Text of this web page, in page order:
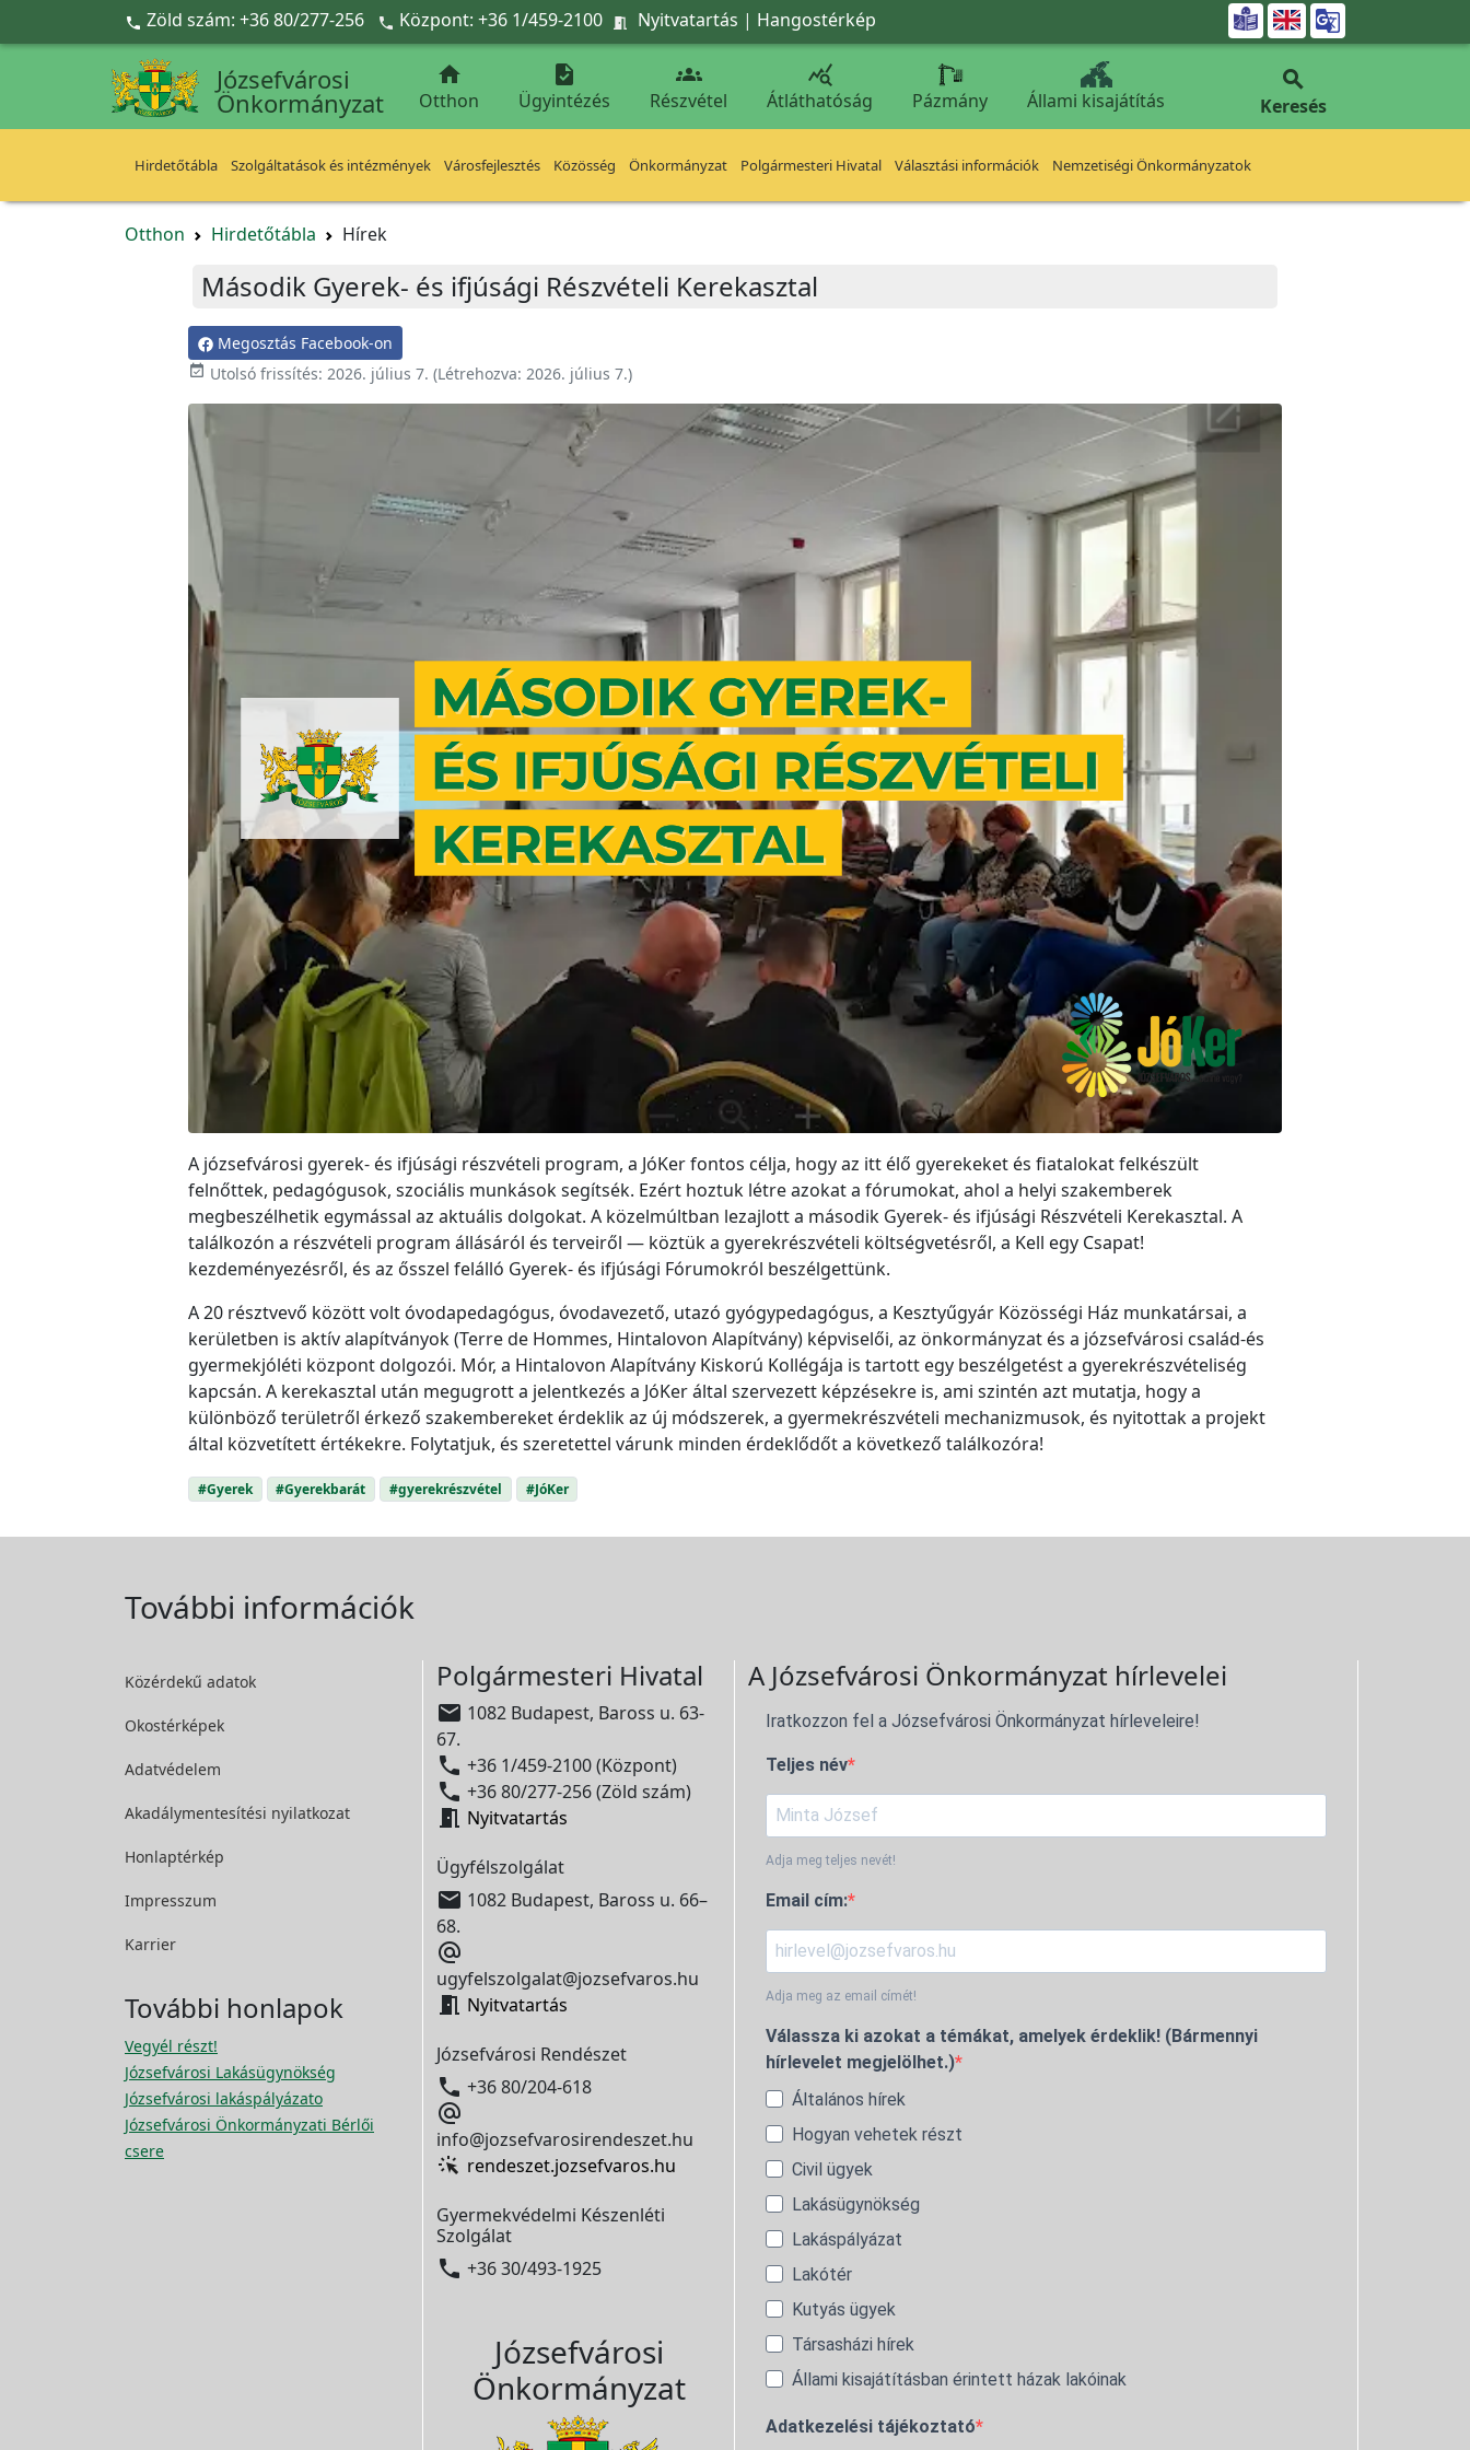
Ugrás a fő tartalomra
 Zöld szám: +36 80/277-256  Központ: +36 1/459-2100  Nyitvatartás | Hangostérkép 
Józsefvárosi
Önkormányzat

Otthon

Ügyintézés

Részvétel

Átláthatóság Pázmány Állami kisajátítás

Keresés
Hirdetőtábla Szolgáltatások és intézmények Városfejlesztés Közösség Önkormányzat Polgármesteri Hivatal Választási információk Nemzetiségi Önkormányzatok
Otthon Hirdetőtábla Hírek
Második Gyerek- és ifjúsági Részvételi Kerekasztal
Megosztás Facebook-on
 Utolsó frissítés: 2026. július 7. (Létrehozva: 2026. július 7.)
A józsefvárosi gyerek- és ifjúsági részvételi program, a JóKer fontos célja, hogy az itt élő gyerekeket és fiatalokat felkészült
felnőttek, pedagógusok, szociális munkások segítsék. Ezért hoztuk létre azokat a fórumokat, ahol a helyi szakemberek
megbeszélhetik egymással az aktuális dolgokat. A közelmúltban lezajlott a második Gyerek- és ifjúsági Részvételi Kerekasztal. A
találkozón a részvételi program állásáról és terveiről — köztük a gyerekrészvételi költségvetésről, a Kell egy Csapat!
kezdeményezésről, és az ősszel felálló Gyerek- és ifjúsági Fórumokról beszélgettünk.
A 20 résztvevő között volt óvodapedagógus, óvodavezető, utazó gyógypedagógus, a Kesztyűgyár Közösségi Ház munkatársai, a
kerületben is aktív alapítványok (Terre de Hommes, Hintalovon Alapítvány) képviselői, az önkormányzat és a józsefvárosi család-és
gyermekjóléti központ dolgozói. Mór, a Hintalovon Alapítvány Kiskorú Kollégája is tartott egy beszélgetést a gyerekrészvételiség
kapcsán. A kerekasztal után megugrott a jelentkezés a JóKer által szervezett képzésekre is, ami szintén azt mutatja, hogy a
különböző területről érkező szakembereket érdeklik az új módszerek, a gyermekrészvételi mechanizmusok, és nyitottak a projekt
által közvetített értékekre. Folytatjuk, és szeretettel várunk minden érdeklődőt a következő találkozóra!
#Gyerek #Gyerekbarát #gyerekrészvétel #JóKer
További információk
Közérdekű adatok
Okostérképek
Adatvédelem
Akadálymentesítési nyilatkozat
Honlaptérkép
Impresszum
Karrier
További honlapok
Vegyél részt!
Józsefvárosi Lakásügynökség
Józsefvárosi lakáspályázato
Józsefvárosi Önkormányzati Bérlői
csere
Polgármesteri Hivatal
 1082 Budapest, Baross u. 63-
67.
 +36 1/459-2100 (Központ)
 +36 80/277-256 (Zöld szám)
 Nyitvatartás
Ügyfélszolgálat
 1082 Budapest, Baross u. 66–
68.

ugyfelszolgalat@jozsefvaros.hu
 Nyitvatartás
Józsefvárosi Rendészet
 +36 80/204-618

info@jozsefvarosirendeszet.hu
rendeszet.jozsefvaros.hu
Gyermekvédelmi Készenléti
Szolgálat
 +36 30/493-1925
Józsefvárosi
Önkormányzat
A Józsefvárosi Önkormányzat hírlevelei
Iratkozzon fel a Józsefvárosi Önkormányzat hírleveleire!
Teljes név
Adja meg teljes nevét!
Email cím:
Adja meg az email címét!
Válassza ki azokat a témákat, amelyek érdeklik! (Bármennyi
hírlevelet megjelölhet.)
Általános hírek
Hogyan vehetek részt
Civil ügyek
Lakásügynökség
Lakáspályázat
Lakótér
Kutyás ügyek
Társasházi hírek
Állami kisajátításban érintett házak lakóinak
Adatkezelési tájékoztató